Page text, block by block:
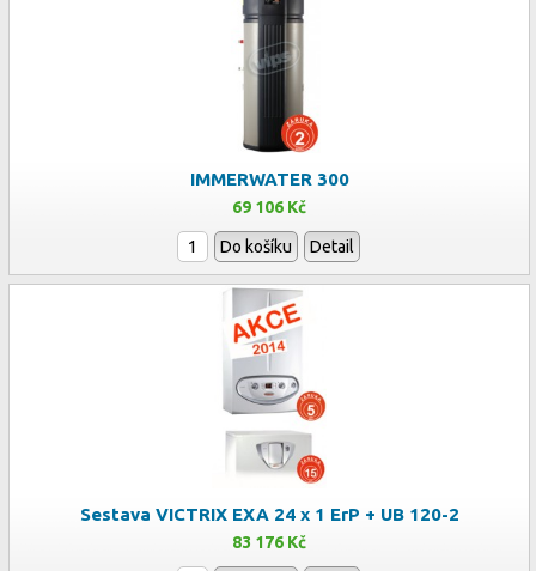
IMMERWATER 300
69 106 Kč
Do košíku Detail
Sestava VICTRIX EXA 24 x 1 ErP + UB 120-2
83 176 Kč